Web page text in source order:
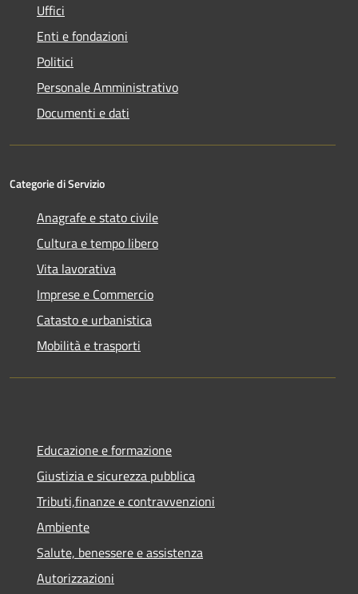
Uffici
Enti e fondazioni
Politici
Personale Amministrativo
Documenti e dati
Categorie di Servizio
Anagrafe e stato civile
Cultura e tempo libero
Vita lavorativa
Imprese e Commercio
Catasto e urbanistica
Mobilità e trasporti
Educazione e formazione
Giustizia e sicurezza pubblica
Tributi,finanze e contravvenzioni
Ambiente
Salute, benessere e assistenza
Autorizzazioni